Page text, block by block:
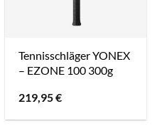
Tennisschläger YONEX
– EZONE 100 300g
219,95€